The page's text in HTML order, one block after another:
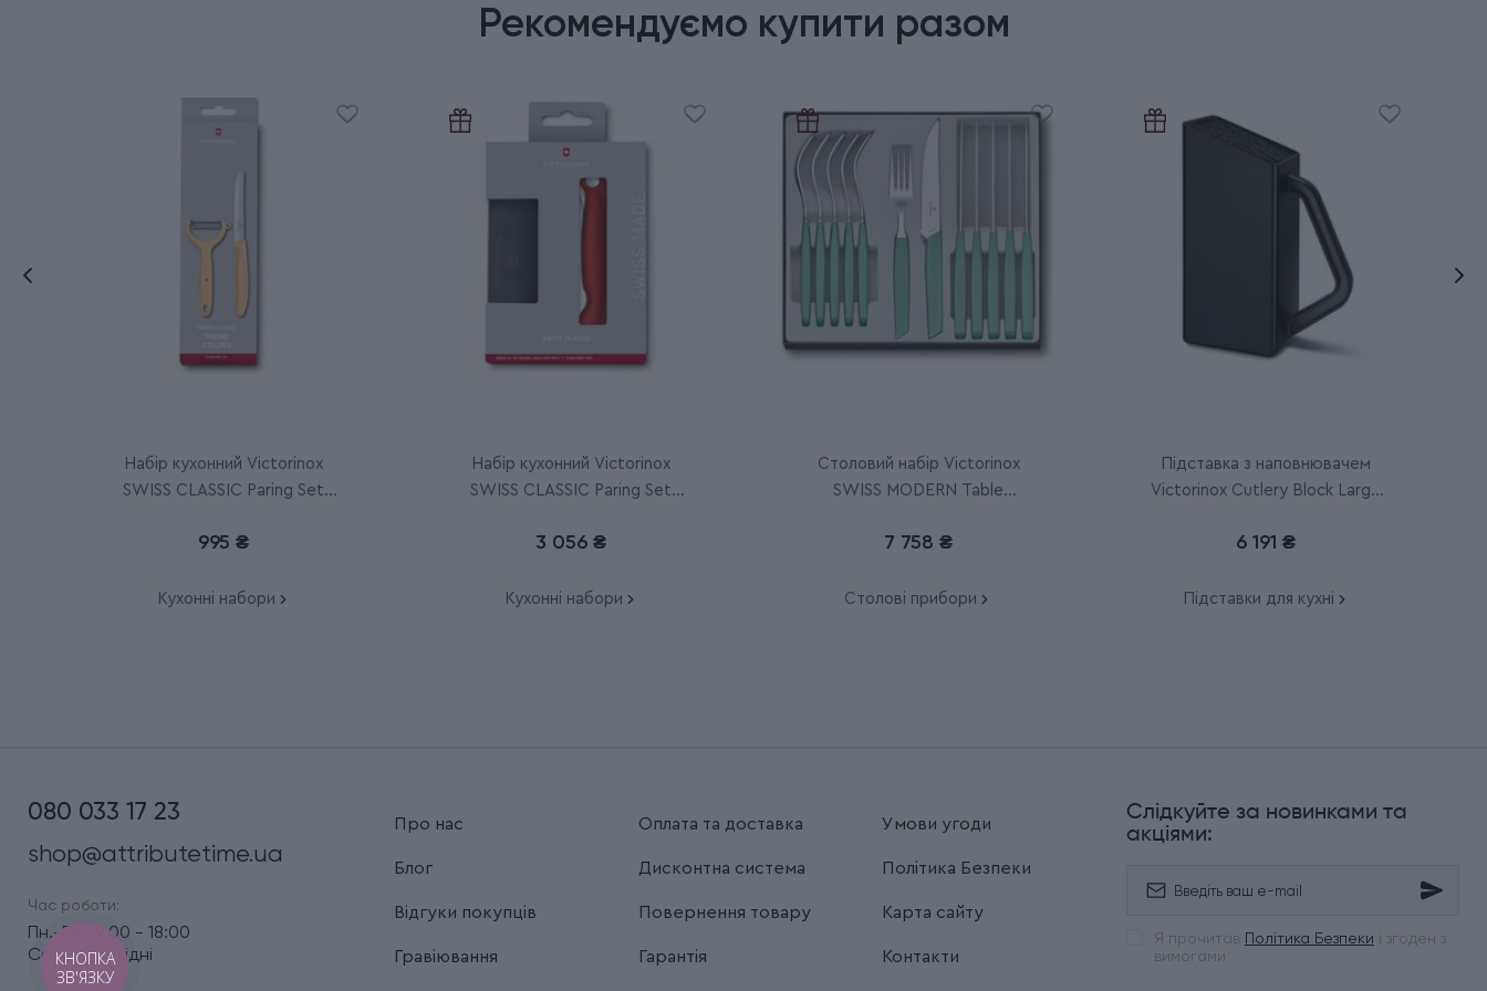
Рекомендуємо купити разом
Набір кухонний Victorinox
SWISS CLASSIC Paring Set
995 ₴
Кухонні набори
Набір кухонний Victorinox
SWISS CLASSIC Paring Set
3 056 ₴
Кухонні набори
Столовий набір Victorinox
SWISS MODERN Table
7 758 ₴
Столові прибори
Підставка з наповнювачем
Victorinox Cutlery Block Large
6 191 ₴
Підставки для кухні
080 033 17 23
shop@attributetime.ua
Час роботи:
Пн.-Пт.: 9:00 - 18:00
Сб.-Нд.: вихідні
Про нас
Блог
Відгуки покупців
Гравіювання
Оплата та доставка
Дисконтна система
Повернення товару
Гарантія
Умови угоди
Політика Безпеки
Карта сайту
Контакти
Слідкуйте за новинками та
акціями:
Я прочитав Політика Безпеки і згоден з
вимогами
КНОПКА
ЗВ'ЯЗКУ